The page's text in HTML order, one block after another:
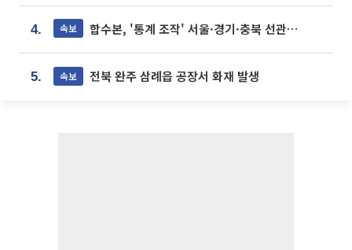
4. 속보 합수본, '통계 조작' 서울·경기·충북 선관위 등 추가 압수수색
5. 속보 전북 완주 삼례읍 공장서 화재 발생